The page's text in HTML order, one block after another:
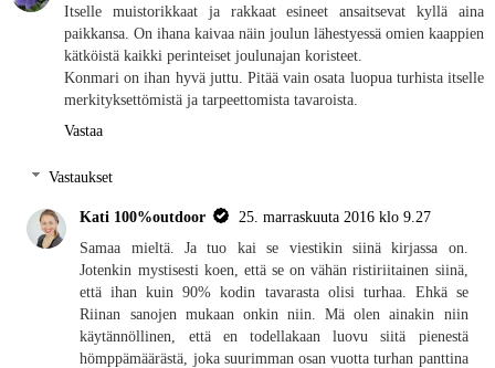
Itselle muistorikkaat ja rakkaat esineet ansaitsevat kyllä aina
paikkansa. On ihana kaivaa näin joulun lähestyessä omien kaappien
kätköistä kaikki perinteiset joulunajan koristeet.
Konmari on ihan hyvä juttu. Pitää vain osata luopua turhista itselle
merkityksettömistä ja tarpeettomista tavaroista.
Vastaa
Vastaukset
Kati 100%outdoor
25. marraskuuta 2016 klo 9.27
Samaa mieltä. Ja tuo kai se viestikin siinä kirjassa on.
Jotenkin mystisesti koen, että se on vähän ristiriitainen siinä,
että ihan kuin 90% kodin tavarasta olisi turhaa. Ehkä se
Riinan sanojen mukaan onkin niin. Mä olen ainakin niin
käytännöllinen, että en todellakaan luovu siitä pienestä
hömppämäärästä, joka suurimman osan vuotta turhan panttina